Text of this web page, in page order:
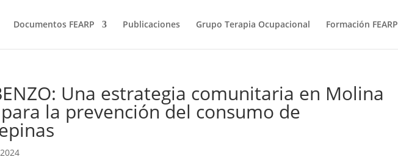
Documentos FEARP Publicaciones Grupo Terapia Ocupacional Formación FEARP
Una estrategia comunitaria en Molina
la prevención del consumo de